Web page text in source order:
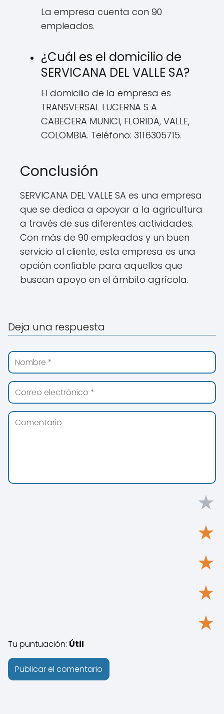
La empresa cuenta con 90
empleados.
¿Cuál es el domicilio de
SERVICANA DEL VALLE SA?
El domicilio de la empresa es
TRANSVERSAL LUCERNA S A
CABECERA MUNICI, FLORIDA, VALLE,
COLOMBIA. Teléfono: 3116305715.
Conclusión
SERVICANA DEL VALLE SA es una empresa
que se dedica a apoyar a la agricultura
a través de sus diferentes actividades.
Con más de 90 empleados y un buen
servicio al cliente, esta empresa es una
opción confiable para aquellos que
buscan apoyo en el ámbito agrícola.
Deja una respuesta
★
★
★
★
★
Tu puntuación: Útil